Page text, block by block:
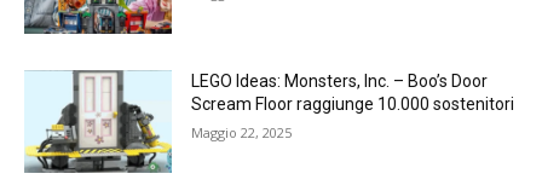
LEGO Ideas: Monsters, Inc. – Boo’s Door
Scream Floor raggiunge 10.000 sostenitori
Maggio 22, 2025